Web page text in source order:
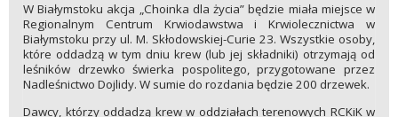
W Białymstoku akcja „Choinka dla życia” będzie miała miejsce w
Regionalnym Centrum Krwiodawstwa i Krwiolecznictwa w
Białymstoku przy ul. M. Skłodowskiej-Curie 23. Wszystkie osoby,
które oddadzą w tym dniu krew (lub jej składniki) otrzymają od
leśników drzewko świerka pospolitego, przygotowane przez
Nadleśnictwo Dojlidy. W sumie do rozdania będzie 200 drzewek.
Dawcy, którzy oddadzą krew w oddziałach terenowych RCKiK w